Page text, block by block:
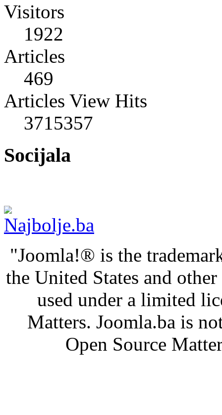
Visitors
1922
Articles
469
Articles View Hits
3715357
Socijala
"Joomla!® is the
the United States and
used under a limited
Matters. Joomla.ba is
Open Source